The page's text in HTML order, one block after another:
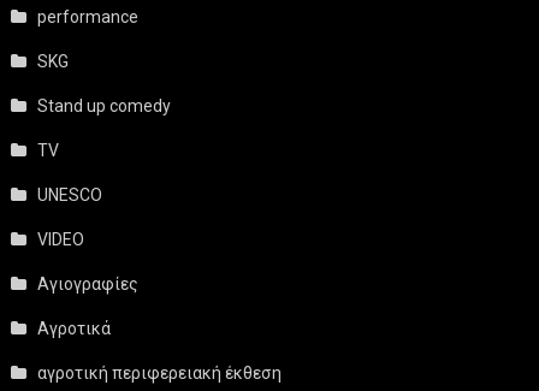
performance
SKG
Stand up comedy
TV
UNESCO
VIDEO
Αγιογραφίες
Αγροτικά
αγροτική περιφερειακή έκθεση